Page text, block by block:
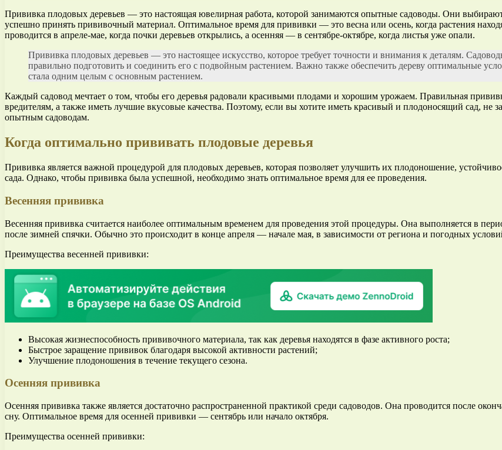
Прививка плодовых деревьев — это настоящая ювелирная работа, которой занимаются опытные садоводы. Они
успешно принять прививочный материал. Оптимальное время для прививки — это весна или осень, когда растения
проводится в апреле-мае, когда почки деревьев открылись, а осенняя — в сентябре-октябре, когда листья уже опали.
Прививка плодовых деревьев — это настоящее искусство, которое требует точности и внимания к деталям.
правильно подготовить и соединить его с подвойным растением. Важно также обеспечить дереву оптимальные
стала одним целым с основным растением.
Каждый садовод мечтает о том, чтобы его деревья радовали красивыми плодами и хорошим урожаем. Правильная
вредителям, а также иметь лучшие вкусовые качества. Поэтому, если вы хотите иметь красивый и плодоносящий сад, не
опытным садоводам.
Когда оптимально прививать плодовые деревья
Прививка является важной процедурой для плодовых деревьев, которая позволяет улучшить их плодоношение,
сада. Однако, чтобы прививка была успешной, необходимо знать оптимальное время для ее проведения.
Весенняя прививка
Весенняя прививка считается наиболее оптимальным временем для проведения этой процедуры. Она выполняется в
после зимней спячки. Обычно это происходит в конце апреля — начале мая, в зависимости от региона и погодных
Преимущества весенней прививки:
Высокая жизнеспособность прививочного материала, так как деревья находятся в фазе активного роста;
Быстрое заращение прививок благодаря высокой активности растений;
Улучшение плодоношения в течение текущего сезона.
Осенняя прививка
Осенняя прививка также является достаточно распространенной практикой среди садоводов. Она проводится после
сну. Оптимальное время для осенней прививки — сентябрь или начало октября.
Преимущества осенней прививки: